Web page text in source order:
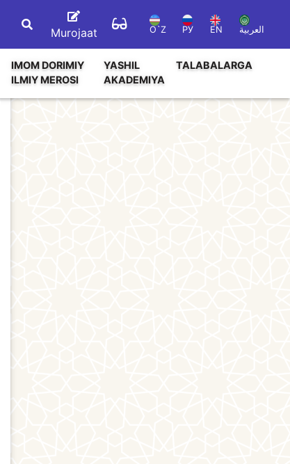
Murojaat O`Z РУ EN العربية
IMOM DORIMIY
ILMIY MEROSI
YASHIL
AKADEMIYA
TALABALARGA